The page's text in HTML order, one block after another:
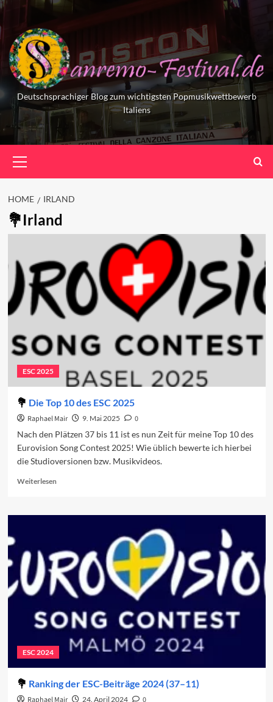
Skip
to
content
Deutschsprachiger Blog zum wichtigsten Popmusikwettbewerb
Italiens
Menu
HOME IRLAND
Irland
ESC 2025
Die Top 10 des ESC 2025
Raphael Mair 9. Mai 2025
0
Nach den Plätzen 37 bis 11 ist es nun Zeit für meine Top 10 des
Eurovision Song Contest 2025! Wie üblich bewerte ich hierbei
die Studioversionen bzw. Musikvideos.
WeiterlesenRead
Die
des
ESC
2025
ESC 2024
Ranking der ESC-Beiträge 2024 (37–11)
Raphael Mair 24. April 2024
0